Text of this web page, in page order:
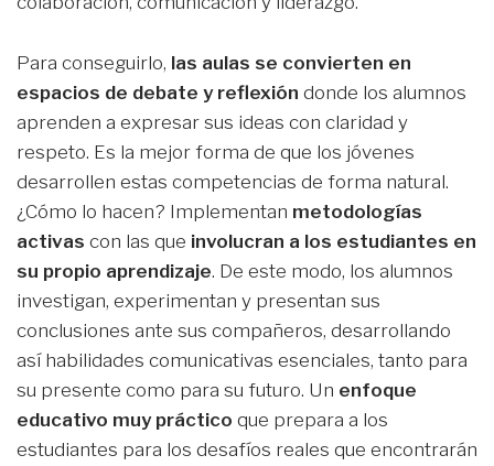
Para conseguirlo, las aulas se convierten en
espacios de debate y reflexión donde los alumnos
aprenden a expresar sus ideas con claridad y
respeto. Es la mejor forma de que los jóvenes
desarrollen estas competencias de forma natural.
¿Cómo lo hacen? Implementan metodologías
activas con las que involucran a los estudiantes en
su propio aprendizaje. De este modo, los alumnos
investigan, experimentan y presentan sus
conclusiones ante sus compañeros, desarrollando
así habilidades comunicativas esenciales, tanto para
su presente como para su futuro. Un enfoque
educativo muy práctico que prepara a los
estudiantes para los desafíos reales que encontrarán